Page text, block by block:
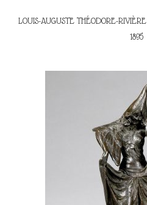
LOUIS-AUGUSTE THÉODORE-
1895